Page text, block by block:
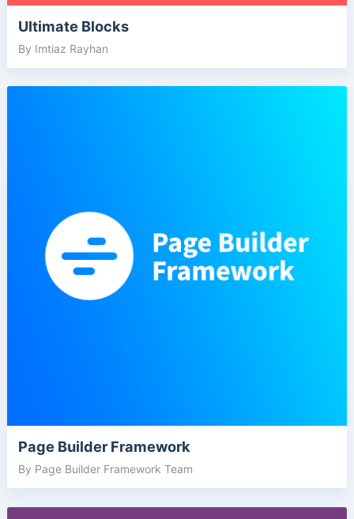
Ultimate Blocks
By Imtiaz Rayhan
Page Builder Framework
By Page Builder Framework Team